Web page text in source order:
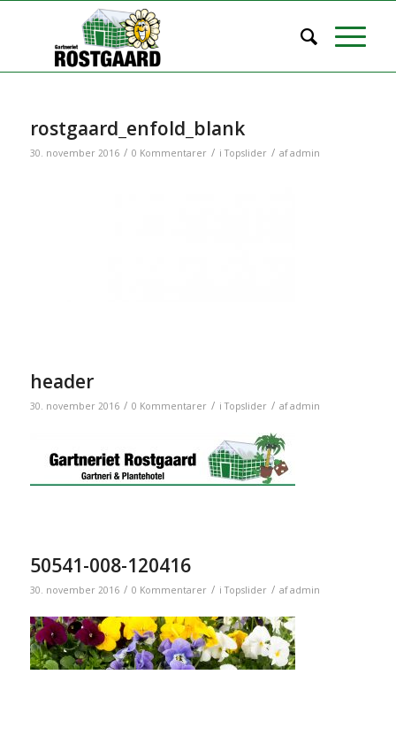
rostgaard_enfold_blank
30. november 2016 / 0 Kommentarer / iTopslider / afadmin
header
30. november 2016 / 0 Kommentarer / iTopslider / afadmin
50541-008-120416
30. november 2016 / 0 Kommentarer / iTopslider / afadmin